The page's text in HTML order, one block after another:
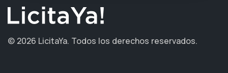
© 2026 LicitaYa. Todos los derechos reservados.